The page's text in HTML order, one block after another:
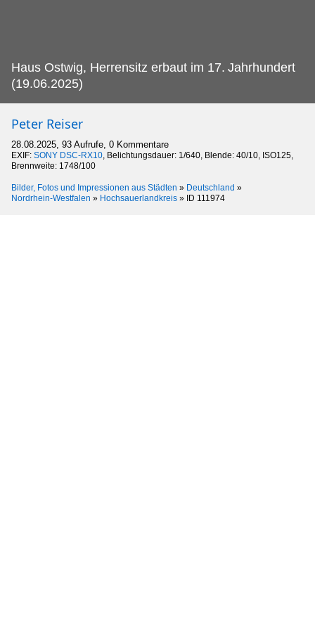
Haus Ostwig, Herrensitz erbaut im 17. Jahrhundert
(19.06.2025)
Peter Reiser
28.08.2025, 93 Aufrufe, 0 Kommentare
EXIF: SONY DSC-RX10, Belichtungsdauer: 1/640, Blende: 40/10, ISO125,
Brennweite: 1748/100
Bilder, Fotos und Impressionen aus Städten » Deutschland »
Nordrhein-Westfalen » Hochsauerlandkreis » ID 111974